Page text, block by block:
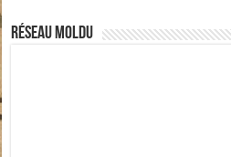
Réseau moldu